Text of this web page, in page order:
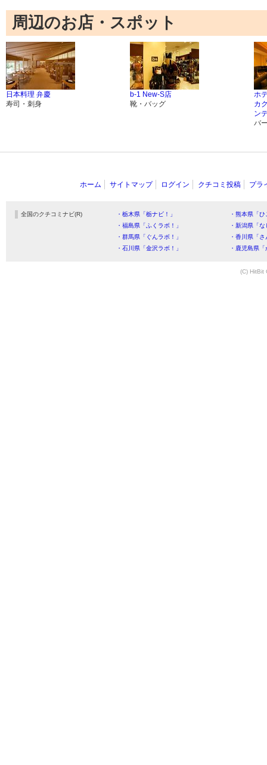
周辺のお店・スポット
日本料理 弁慶
寿司・刺身
b-1 New-S店
靴・バッグ
ホ
カ
ン
バ
ホーム サイトマップ ログイン クチコミ投稿 プラ
全国のクチコミナビ(R) ・栃木県「栃ナビ！」
・熊本県「
・福島県「ふくラボ！」
・新潟県「
・群馬県「ぐんラボ！」
・香川県「
・石川県「金沢ラボ！」
・鹿児島県
(C) HitBit